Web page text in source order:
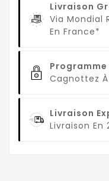
Livraison
Via Mondial
En France*
Cagnottez
Livraison
Livraison En